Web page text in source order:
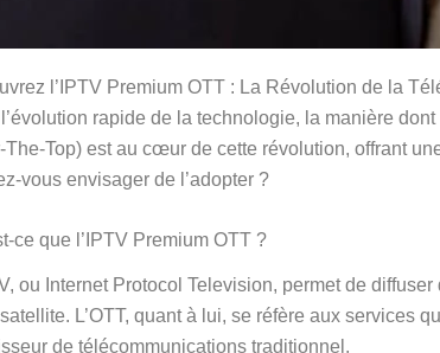
l’IPTV Premium OTT : La Révolution de la
rapide de la technologie, la manière
The-Top) est au cœur de cette révolution, offrant
vous envisager de l’adopter ?
ce que l’IPTV Premium OTT ?
ou Internet Protocol Television, permet de
L’OTT, quant à lui, se réfère aux services
de télécommunications traditionnel.